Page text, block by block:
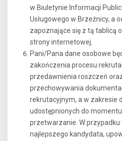
w Biuletynie Informacji
Usługowego w Brzeźnicy, a
zapoznające się z tą tablicą
strony internetowej.
Pani/Pana dane osobowe
zakończenia procesu
przedawnienia roszczeń
przechowywania
rekrutacyjnym, a w zakresie
udostępnionych do
przetwarzanie. W
najlepszego kandydata,